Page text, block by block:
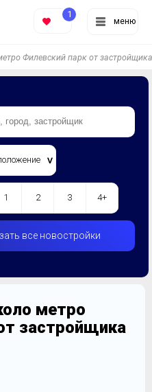
меню
1
Филевский парк от застройщика
1 2 3 4+
все новостройки
метро
застройщика